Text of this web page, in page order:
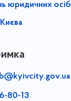
юридичних осіб
80-13